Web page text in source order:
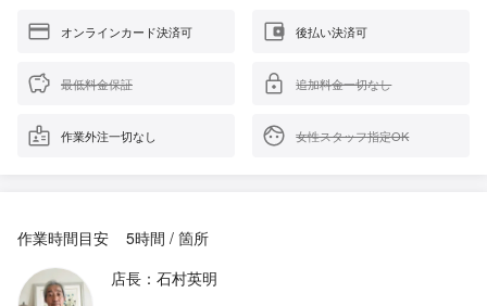
オンラインカード決済可 後払い決済可
最低料金保証 追加料金一切なし
作業外注一切なし 女性スタッフ指定OK
作業時間目安
5時間 / 箇所
店長：石村英明